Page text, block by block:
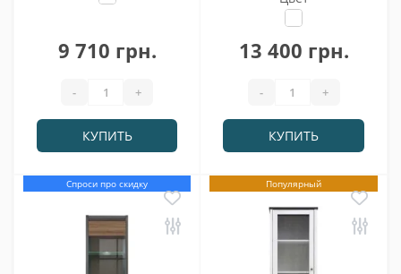
9 710 грн.
- +
КУПИТЬ
13 400 грн.
- +
КУПИТЬ
Спроси про скидку Популярный